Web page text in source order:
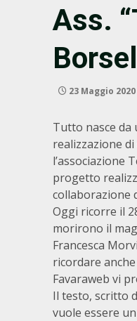
Ass.
23 Maggio 2020
Tutto nasce da
realizzazione
l’associazione
progetto
collaborazione
Oggi ricorre il
morirono il
Francesca
ricordare
Favaraweb vi
Il testo, scritto
vuole essere